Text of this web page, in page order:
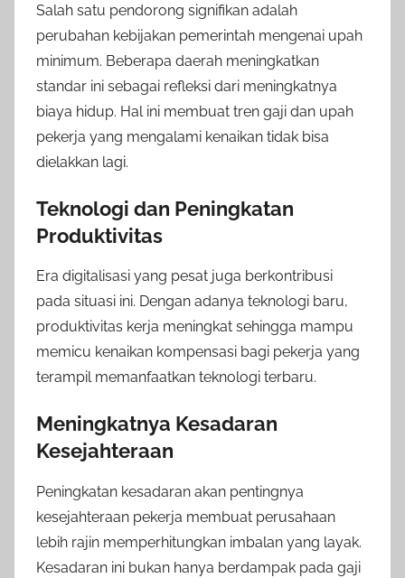
Salah satu pendorong signifikan adalah
perubahan kebijakan pemerintah mengenai upah
minimum. Beberapa daerah meningkatkan
standar ini sebagai refleksi dari meningkatnya
biaya hidup. Hal ini membuat tren gaji dan upah
pekerja yang mengalami kenaikan tidak bisa
dielakkan lagi.
Teknologi dan Peningkatan
Produktivitas
Era digitalisasi yang pesat juga berkontribusi
pada situasi ini. Dengan adanya teknologi baru,
produktivitas kerja meningkat sehingga mampu
memicu kenaikan kompensasi bagi pekerja yang
terampil memanfaatkan teknologi terbaru.
Meningkatnya Kesadaran
Kesejahteraan
Peningkatan kesadaran akan pentingnya
kesejahteraan pekerja membuat perusahaan
lebih rajin memperhitungkan imbalan yang layak.
Kesadaran ini bukan hanya berdampak pada gaji